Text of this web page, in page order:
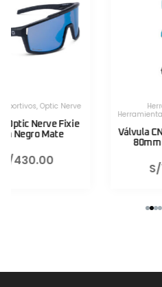
Herramientas
Lezyne
Válvula CNC TLR Valve pro